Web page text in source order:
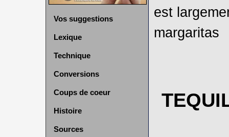
Vos suggestions
Lexique
Technique
Conversions
Coups de coeur
Histoire
Sources
est
margaritas